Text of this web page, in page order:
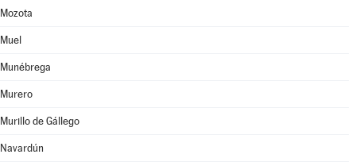
Mozota
Muel
Munébrega
Murero
Murillo de Gállego
Navardún